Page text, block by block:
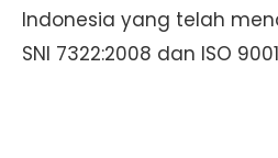
Indonesia yang telah
SNI 7322:2008 dan ISO